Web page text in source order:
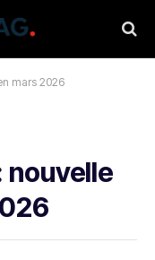
mars 2026
nouvelle